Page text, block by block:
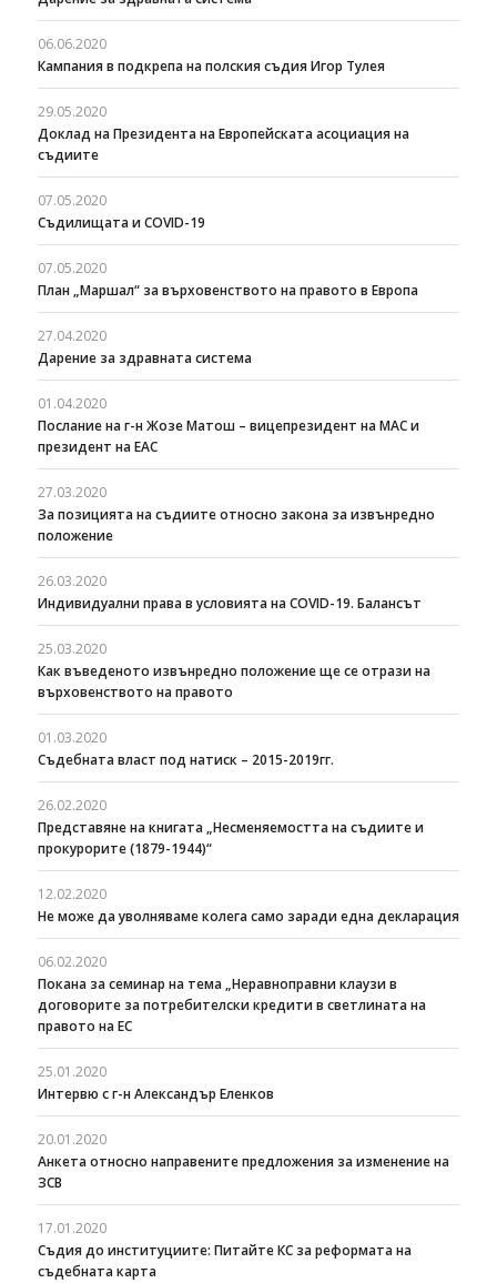
06.06.2020
Кампания в подкрепа на полския съдия Игор Тулея
29.05.2020
Доклад на Президента на Европейската асоциация на
съдиите
07.05.2020
Съдилищата и COVID-19
07.05.2020
План „Маршал“ за върховенството на правото в Европа
27.04.2020
Дарение за здравната система
01.04.2020
Послание на г-н Жозе Матош – вицепрезидент на МАС и
президент на ЕАС
27.03.2020
За позицията на съдиите относно закона за извънредно
положение
26.03.2020
Индивидуални права в условията на COVID-19. Балансът
25.03.2020
Как въведеното извънредно положение ще се отрази на
върховенството на правото
01.03.2020
Съдебната власт под натиск – 2015-2019гг.
26.02.2020
Представяне на книгата „Несменяемостта на съдиите и
прокурорите (1879-1944)“
12.02.2020
Не може да уволняваме колега само заради една декларация
06.02.2020
Покана за семинар на тема „Неравноправни клаузи в
договорите за потребителски кредити в светлината на
правото на ЕС
25.01.2020
Интервю с г-н Александър Еленков
20.01.2020
Анкета относно направените предложения за изменение на
ЗСВ
17.01.2020
Съдия до институциите: Питайте КС за реформата на
съдебната карта